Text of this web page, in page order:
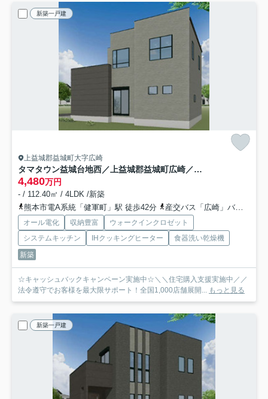
新築一戸建
上益城郡益城町大字広崎
タマタウン益城台地西／上益城郡益城町広崎／2号棟
4,480万円
- / 112.40㎡ / 4LDK /新築
熊本市電A系統「健軍町」駅 徒歩42分
産交バス「広崎」バス停下車 徒歩10分
オール電化 収納豊富
ウォークインクロゼット
システムキッチン
IHクッキングヒーター
食器洗い乾燥機
新築
☆キャッシュバックキャンペーン実施中☆＼＼住宅購入支援実施中／／
法令遵守でお客様を最大限サポート！全国1,000店舗展開... もっと見る
新築一戸建